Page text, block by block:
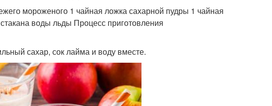
мороженого 1 чайная ложка сахарной пудры 1 чайная
воды льды Процесс приготовления
сахар, сок лайма и воду вместе.